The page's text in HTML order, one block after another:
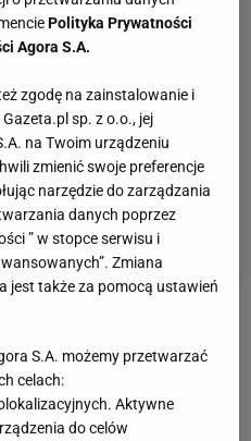
ale awans wywalczyli
zespół do fazy
Polityka Prywatności
Agora S.A.
zgodę na zainstalowanie i
sp. z o.o., jej
na Twoim urządzeniu
zmienić swoje preferencje
narzędzie do zarządzania
danych poprzez
” w stopce serwisu i
Zmiana
jest także za pomocą ustawień
S.A. możemy przetwarzać
celach:
Aktywne
do celów